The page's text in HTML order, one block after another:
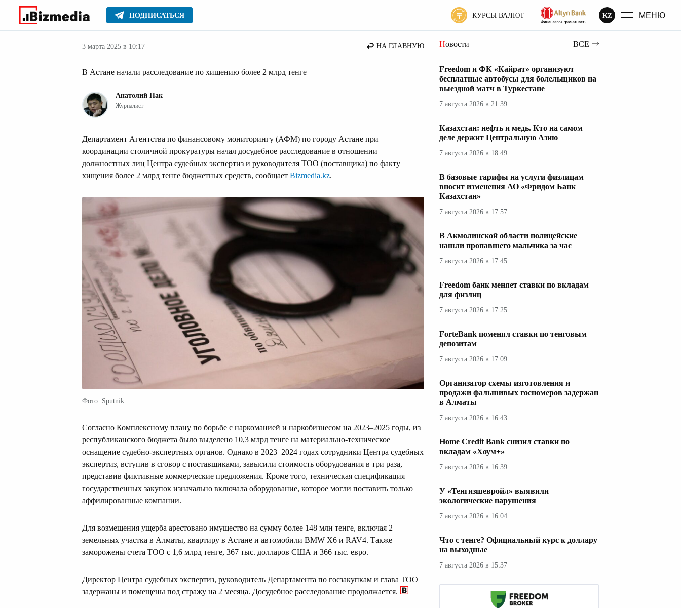
ПОДПИСАТЬСЯ КУРСЫ ВАЛЮТ KZ МЕНЮ
Главное Новости Новости Казахстана
3 марта 2025 в 10:17 НА ГЛАВНУЮ
В Астане начали расследование по хищению более 2 млрд тенге
Анатолий Пак
Журналист
Департамент Агентства по финансовому мониторингу (АФМ) по городу Астане при
координации столичной прокуратуры начал досудебное расследование в отношении
должностных лиц Центра судебных экспертиз и руководителя ТОО (поставщика) по факту
хищения более 2 млрд тенге бюджетных средств, сообщает Bizmedia.kz.
Фото: Sputnik
Согласно Комплексному плану по борьбе с наркоманией и наркобизнесом на 2023–2025 годы, из
республиканского бюджета было выделено 10,3 млрд тенге на материально-техническое
оснащение судебно-экспертных органов. Однако в 2023–2024 годах сотрудники Центра судебных
экспертиз, вступив в сговор с поставщиками, завысили стоимость оборудования в три раза,
представив фиктивные коммерческие предложения. Кроме того, техническая спецификация
государственных закупок изначально включала оборудование, которое могли поставить только
аффилированные компании.
Для возмещения ущерба арестовано имущество на сумму более 148 млн тенге, включая 2
земельных участка в Алматы, квартиру в Астане и автомобили BMW X6 и RAV4. Также
заморожены счета ТОО с 1,6 млрд тенге, 367 тыс. долларов США и 366 тыс. евро.
Директор Центра судебных экспертиз, руководитель Департамента по госзакупкам и глава ТОО
задержаны и помещены под стражу на 2 месяца. Досудебное расследование продолжается.
Новости ВСЕ
Freedom и ФК «Кайрат» организуют
бесплатные автобусы для болельщиков на
выездной матч в Туркестане
7 августа 2026 в 21:39
Казахстан: нефть и медь. Кто на самом
деле держит Центральную Азию
7 августа 2026 в 18:49
В базовые тарифы на услуги физлицам
вносит изменения АО «Фридом Банк
Казахстан»
7 августа 2026 в 17:57
В Акмолинской области полицейские
нашли пропавшего мальчика за час
7 августа 2026 в 17:45
Freedom банк меняет ставки по вкладам
для физлиц
7 августа 2026 в 17:25
ForteBank поменял ставки по тенговым
депозитам
7 августа 2026 в 17:09
Организатор схемы изготовления и
продажи фальшивых госномеров задержан
в Алматы
7 августа 2026 в 16:43
Home Credit Bank снизил ставки по
вкладам «Хоум+»
7 августа 2026 в 16:39
У «Тенгизшевройл» выявили
экологические нарушения
7 августа 2026 в 16:04
Что с тенге? Официальный курс к доллару
на выходные
7 августа 2026 в 15:37